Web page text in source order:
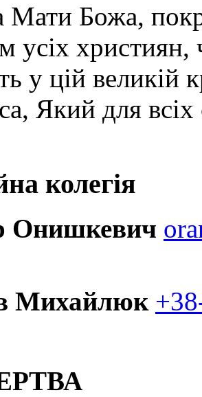
Мати Божа,
усіх християн,
у цій великій
Який для
колегія
Онишкевич
Михайлюк